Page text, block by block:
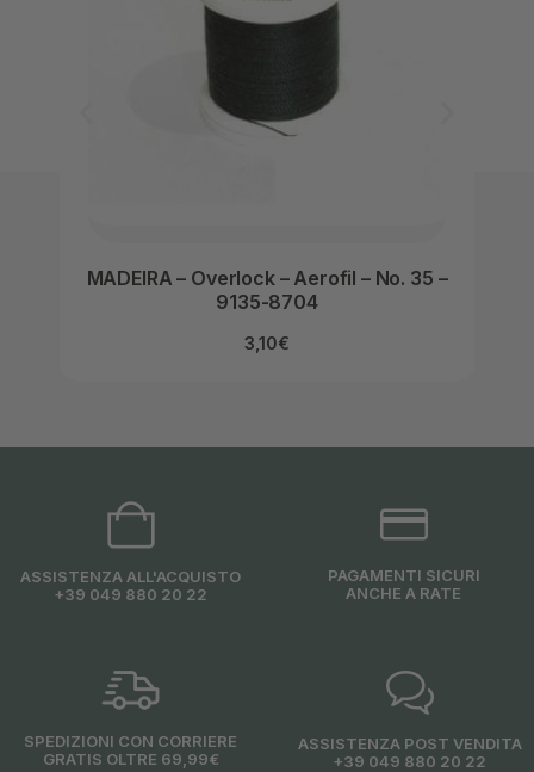
MADEIRA – Overlock – Aerofil – No. 35 –
9135-8704
3,10€
ASSISTENZA ALL'ACQUISTO
+39 049 880 20 22
PAGAMENTI SICURI
ANCHE A RATE
SPEDIZIONI CON CORRIERE
GRATIS OLTRE 69,99€
ASSISTENZA POST VENDITA
+39 049 880 20 22